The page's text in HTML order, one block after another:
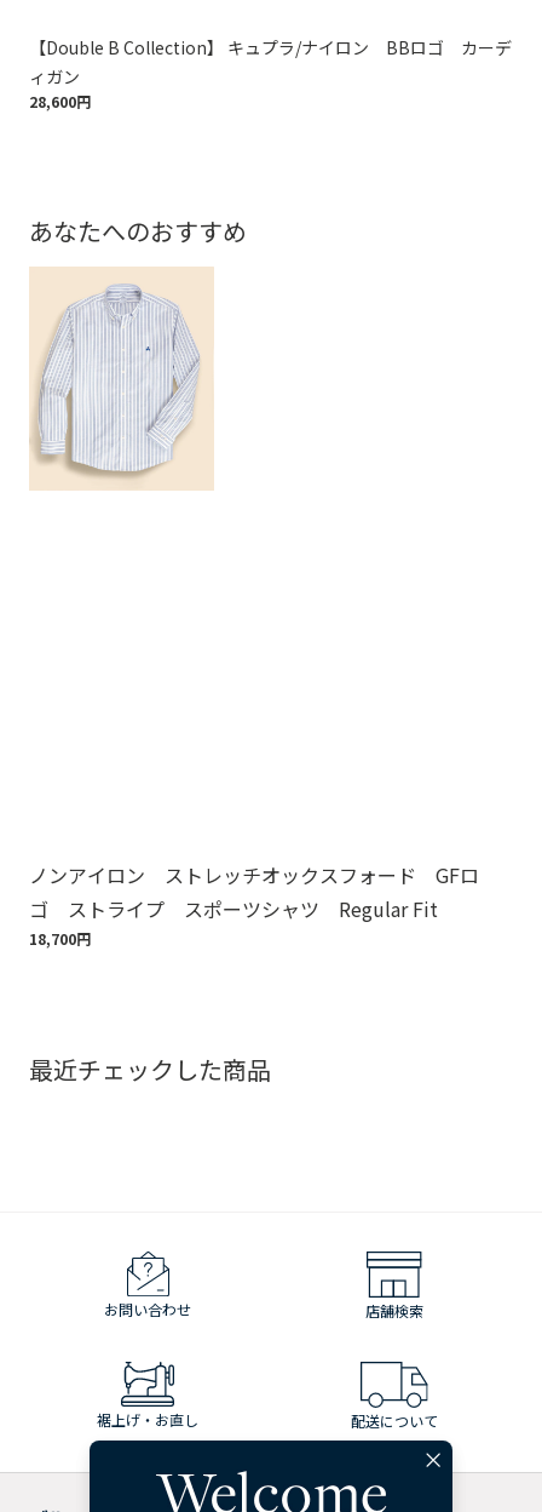
【Double B Collection】 キュプラ/ナイロン BBロゴ カーデ
ィガン
28,600円
あなたへのおすすめ
ノンアイロン ストレッチオックスフォード GFロ
ゴ ストライプ スポーツシャツ Regular Fit
18,700円
最近チェックした商品
お問い合わせ 店舗検索
裾上げ・お直し 配送について